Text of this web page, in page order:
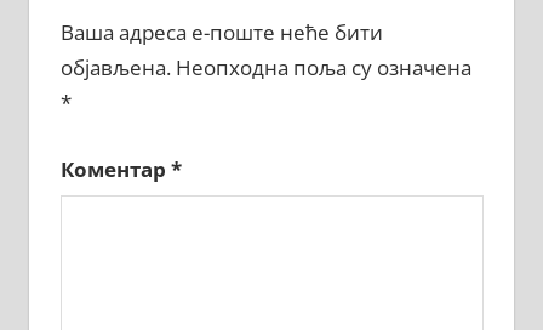
Ваша адреса е-поште неће бити
објављена. Неопходна поља су означена
*
Коментар *